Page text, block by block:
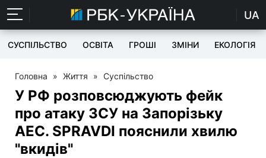
UA
СУСПІЛЬСТВО ОСВІТА ГРОШІ ЗМІНИ ЕКОЛОГІЯ
Головна » Життя » Суспільство
У РФ розповсюджують фейк
про атаку ЗСУ на Запорізьку
АЕС. SPRAVDI пояснили хвилю
"вкидів"